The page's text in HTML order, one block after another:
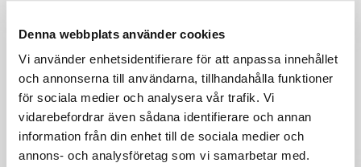
Denna webbplats använder cookies
Vi använder enhetsidentifierare för att anpassa innehållet
och annonserna till användarna, tillhandahålla funktioner
för sociala medier och analysera vår trafik. Vi
vidarebefordrar även sådana identifierare och annan
information från din enhet till de sociala medier och
annons- och analysföretag som vi samarbetar med.